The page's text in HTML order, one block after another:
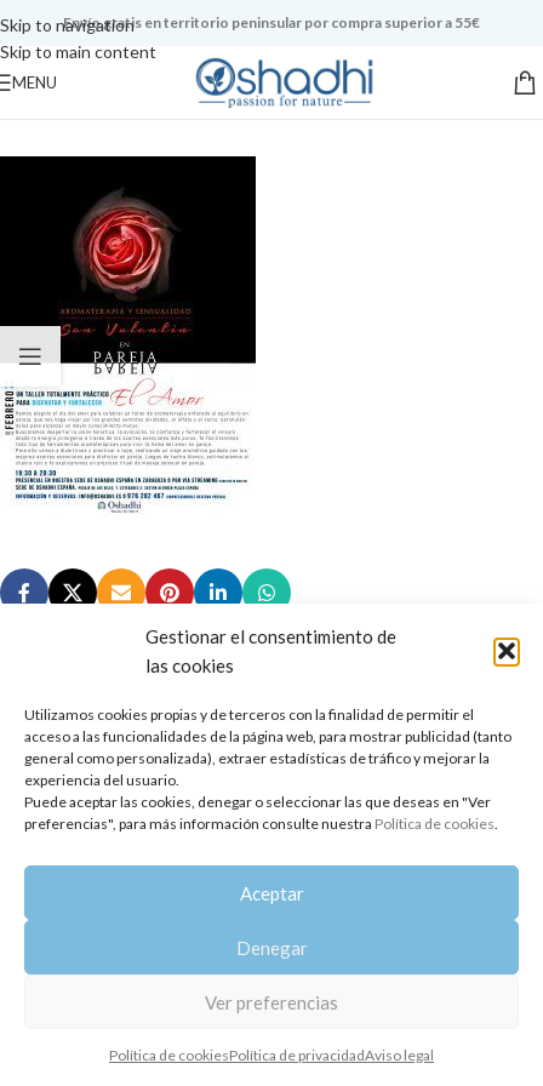
Gestionar el consentimiento de
las cookies
Utilizamos cookies propias y de terceros con la finalidad de permitir el
acceso a las funcionalidades de la página web, para mostrar publicidad (tanto
general como personalizada), extraer estadísticas de tráfico y mejorar la
experiencia del usuario.
Puede aceptar las cookies, denegar o seleccionar las que deseas en "Ver
preferencias", para más información consulte nuestra Política de cookies.
Aceptar
Denegar
Ver preferencias
Política de cookiesPolítica de privacidadAviso legal
Skip to navigation
Skip to main content
Envío gratis en territorio peninsular por compra superior a 55€
MENU
Copyright 2014-2025 Oshadhi España
Todos los derechos reservados.
Política de privacidad | Aviso legal | Política de cookies